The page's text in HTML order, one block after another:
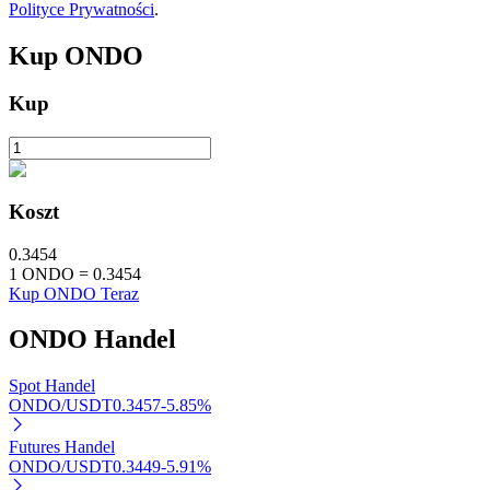
Automatyczna inwestycja
Naucz się stakingu
Dowiedz się, jak uzyskać dochód pasywny
Polityce Prywatności.
Kup ONDO
Kup
Koszt
0.3454
1 ONDO = 0.3454
Kup ONDO Teraz
ONDO Handel
Spot Handel
ONDO/USDT0.3457-5.85%
Futures Handel
ONDO/USDT0.3449-5.91%